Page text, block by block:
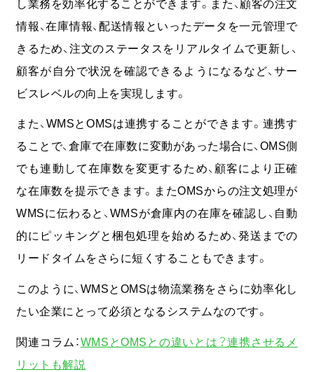
し業務を効率化することができます。また、顧客の注文
情報、在庫情報、配送情報といったデータを一元管理で
きるため、注文のステータスをリアルタイムで更新し、
顧客が自分で状況を確認できるようになるなど、サー
ビスレベルの向上を実現します。
また、WMSとOMSは連携することができます。連携す
ることで、倉庫で在庫数に変動があった場合に、OMS側
でも連動して在庫数を変更するため、顧客により正確
な在庫数を提示できます。またOMSからの注文処理が
WMSに伝わると、WMSが倉庫内の在庫を確認し、自動
的にピッキングと梱包処理を始めるため、発送までの
リードタイムをさらに短くすることもできます。
このように、WMSとOMSは物流業務をさらに効率化し
たい企業にとって必須となるシステムなのです。
関連コラム：WMSとOMSとの違いとは？連携させるメ
リットも解説